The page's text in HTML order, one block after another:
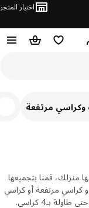
اختيار المتجر
تسجيل الدخول أو
قائمه التسوقحقيبة تسوق
مرتفعة
قمنا بتجميعها
مرتفعة أو كراسي
قابلة للطي لتوفير المساحة أو كراسي مكتب مريحة أو حتى طاولة بـ4 كراسي.